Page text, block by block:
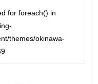
for foreach() in
themes/okinawa-